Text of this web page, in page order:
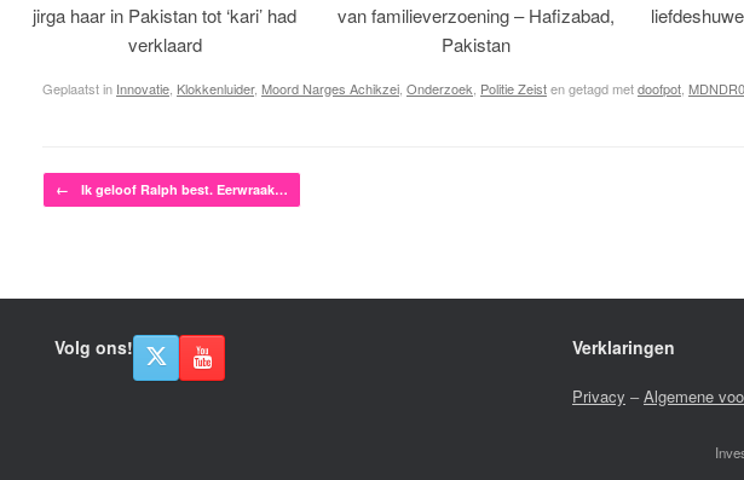
jirga haar in Pakistan tot ‘kari’ had
verklaard
van familieverzoening – Hafizabad,
Pakistan
Geplaatst in Innovatie, Klokkenluider, Moord Narges Achikzei, Onderzoek, Politie Zeisten getagd metdoofpot,
Bericht navigatie
← Ik geloof Ralph best. Eerwraak…
Volg ons! Verklaringen
Privacy –Algemene